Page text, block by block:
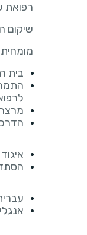
רפואת
שיקום
בית